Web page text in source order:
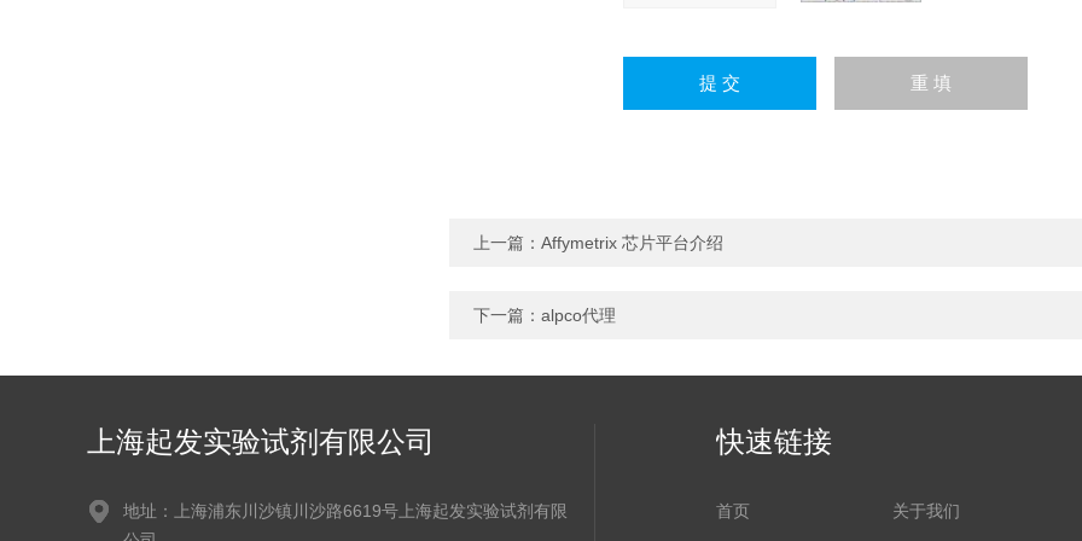
上一篇： Affymetrix 芯片平台介绍
下一篇： alpco代理
上海起发实验试剂有限公司
地址：上海浦东川沙镇川沙路6619号上海起发实验试剂有限
快速链接
首页 关于我们